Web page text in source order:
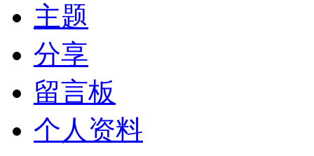
主题
分享
留言板
个人资料